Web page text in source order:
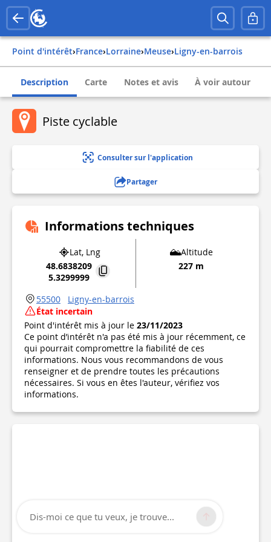
Point d'intérêt› france› lorraine› meuse› ligny-en-barrois
Description Carte Notes et avis À voir autour
Piste cyclable
Consulter sur l'application
Partager
Informations techniques
Lat, Lng
48.6838209
5.3299999
Altitude
227 m
55500
Ligny-en-barrois
État incertain
Point d'intérêt mis à jour le 23/11/2023
Ce point d’intérêt n'a pas été mis à jour récemment, ce
qui pourrait compromettre la fiabilité de ces
informations. Nous vous recommandons de vous
renseigner et de prendre toutes les précautions
nécessaires. Si vous en êtes l'auteur, vérifiez vos
informations.
Dis-moi ce que tu veux, je trouve...